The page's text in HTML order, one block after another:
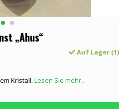
„Ahus“
Auf Lager (1)
Kristall. Lesen Sie mehr..